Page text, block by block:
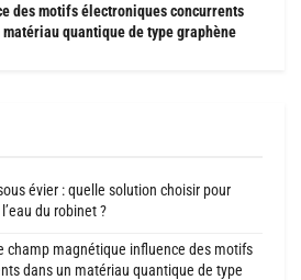
des motifs électroniques concurrents
matériau quantique de type graphène
évier : quelle solution choisir pour
du robinet ?
champ magnétique influence des motifs
dans un matériau quantique de type